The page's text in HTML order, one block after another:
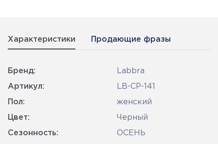
Характеристики Продающие фразы
Бренд: Labbra
Артикул: LB-CP-141
Пол: женский
Цвет: Черный
Сезонность: ОСЕНЬ